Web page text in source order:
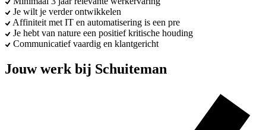
Je wilt je verder ontwikkelen
Affiniteit met IT en automatisering is een pre
Je hebt van nature een positief kritische houding
Communicatief vaardig en klantgericht
Jouw werk bij Schuiteman